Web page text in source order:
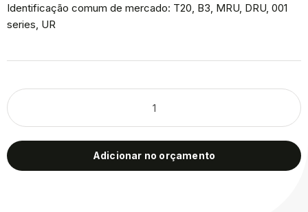
Identificação comum de mercado: T20, B3, MRU, DRU, 001
series, UR
Adicionar no orçamento